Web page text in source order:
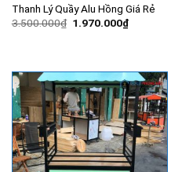
Thanh Lý Quầy Alu Hồng Giá Rẻ
3.500.000₫ Giá
1.970.000₫Giá
hiện